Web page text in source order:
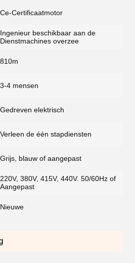
Ce-Certificaatmotor
Ingenieur beschikbaar aan de
Dienstmachines overzee
810m
3-4 mensen
Gedreven elektrisch
Verleen de één stapdiensten
Grijs, blauw of aangepast
220V, 380V, 415V, 440V. 50/60Hz of
Aangepast
Nieuwe